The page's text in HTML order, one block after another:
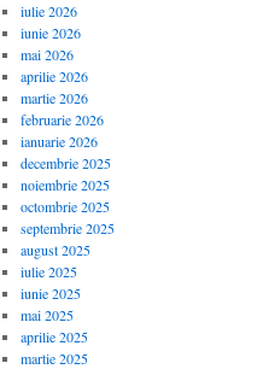
iulie 2026
iunie 2026
mai 2026
aprilie 2026
martie 2026
februarie 2026
ianuarie 2026
decembrie 2025
noiembrie 2025
octombrie 2025
septembrie 2025
august 2025
iulie 2025
iunie 2025
mai 2025
aprilie 2025
martie 2025